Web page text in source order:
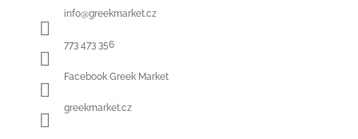
info@greekmarket.cz
773 473 356
Facebook Greek Market
greekmarket.cz